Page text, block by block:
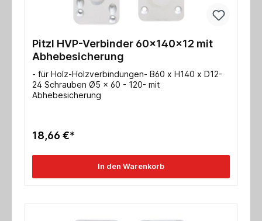
Pitzl HVP-Verbinder 60x140x12 mit
Abhebesicherung
- für Holz-Holzverbindungen- B60 x H140 x D12-
24 Schrauben Ø5 x 60 - 120- mit
Abhebesicherung
18,66 €*
In den Warenkorb